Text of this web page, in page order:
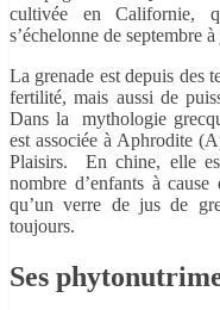
cultivée en Californie,
s’échelonne de septembre
La grenade est depuis des
fertilité, mais aussi de
Dans la mythologie
est associée à Aphrodite
Plaisirs. En chine, elle
nombre d’enfants à
qu’un verre de jus de
toujours.
Ses